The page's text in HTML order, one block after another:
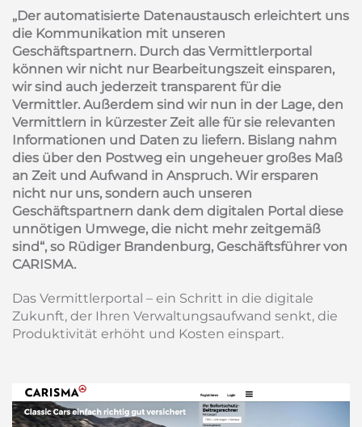
„Der automatisierte Datenaustausch erleichtert uns
die Kommunikation mit unseren
Geschäftspartnern. Durch das Vermittlerportal
können wir nicht nur Bearbeitungszeit einsparen,
wir sind auch jederzeit transparent für die
Vermittler. Außerdem sind wir nun in der Lage, den
Vermittlern in kürzester Zeit alle für sie relevanten
Informationen und Daten zu liefern. Bislang nahm
dies über den Postweg ein ungeheuer großes Maß
an Zeit und Aufwand in Anspruch. Wir ersparen
nicht nur uns, sondern auch unseren
Geschäftspartnern dank dem digitalen Portal diese
unnötigen Umwege, die nicht mehr zeitgemäß
sind“, so Rüdiger Brandenburg, Geschäftsführer von
CARISMA.
Das Vermittlerportal – ein Schritt in die digitale
Zukunft, der Ihren Verwaltungsaufwand senkt, die
Produktivität erhöht und Kosten einspart.